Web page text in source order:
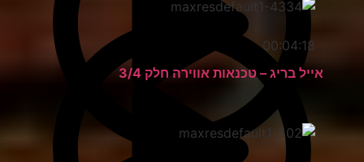
00:04:18
אייל בריג – טכנאות אווירה חלק 3/4